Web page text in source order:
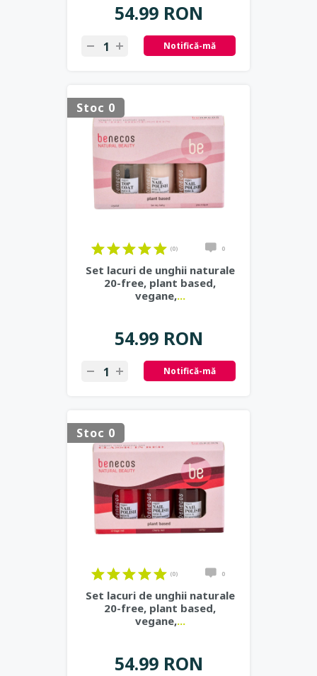
54.99 RON
Notifică-mă
Stoc 0
(0) 0
Set lacuri de unghii naturale
20-free, plant based,
vegane,...
54.99 RON
Notifică-mă
Stoc 0
(0) 0
Set lacuri de unghii naturale
20-free, plant based,
vegane,...
54.99 RON